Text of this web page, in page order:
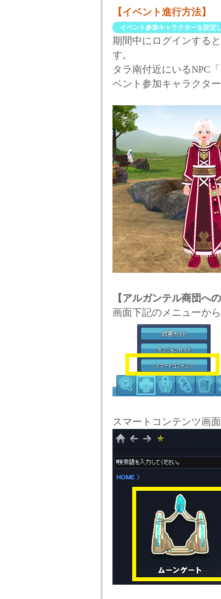
【イベント進行方法】
イベント参加キャラクターを設定
期間中にログインする
す。
タラ南付近にいるNPC
ベント参加キャラクタ
【アルガンテル商団へ
画面下記のメニューか
スマートコンテンツ画